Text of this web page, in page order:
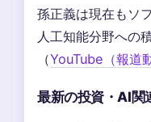
孫正義は現在もソ
人工知能分野への
（YouTube（報道
最新の投資・AI関